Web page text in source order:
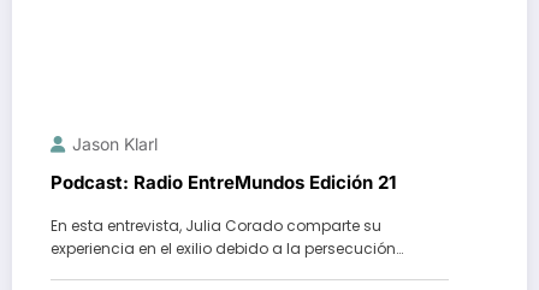
Jason Klarl
Podcast: Radio EntreMundos Edición 21
En esta entrevista, Julia Corado comparte su
experiencia en el exilio debido a la persecución…